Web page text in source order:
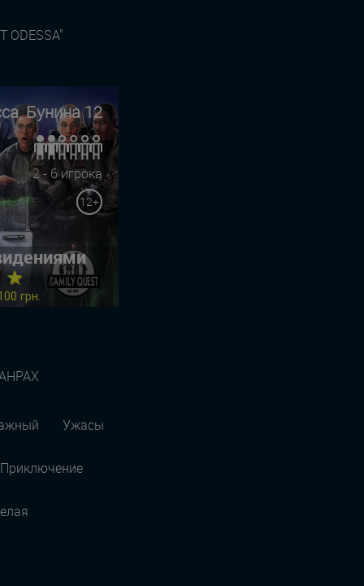
Бунина 12
2 - 6 игрока
12+
★
грн.
Ужасы
Приключение